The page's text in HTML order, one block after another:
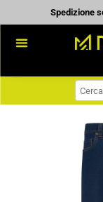
al
contenuto
Spedizione
WORKWEAR
COME
PREVENTIVI